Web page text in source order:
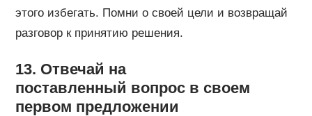
этого избегать. Помни о своей цели и возвращай
разговор к принятию решения.
13. Отвечай на
поставленный вопрос в своем
первом предложении